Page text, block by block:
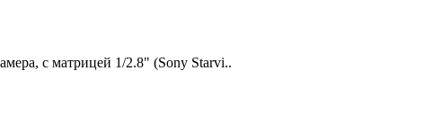
с матрицей 1/2.8" (Sony Starvi..